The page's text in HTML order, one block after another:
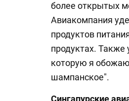
более открытых
Авиакомпания
продуктов
продуктах. Также
которую я
шампанское".